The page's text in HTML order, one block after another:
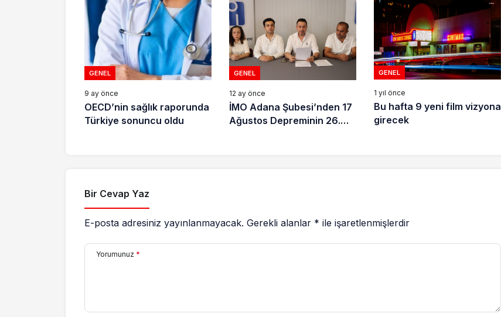
adamların önüne gelip
ifade vermez”
GENEL
9 ay önce
OECD’nin sağlık raporunda
Türkiye sonuncu oldu
GENEL
12 ay önce
İMO Adana Şubesi’nden 17
Ağustos Depreminin 26.
GENEL
1 yıl önce
Bu hafta 9 yeni film vizyona
girecek
Bir Cevap Yaz
E-posta adresiniz yayınlanmayacak. Gerekli alanlar * ile işaretlenmişlerdir
Yorumunuz *